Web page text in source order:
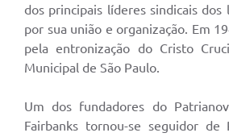
dos principais líderes sindicais dos
por sua união e organização. Em
pela entronização do Cristo
Municipal de São Paulo.
Um dos fundadores do
Fairbanks tornou-se seguidor de